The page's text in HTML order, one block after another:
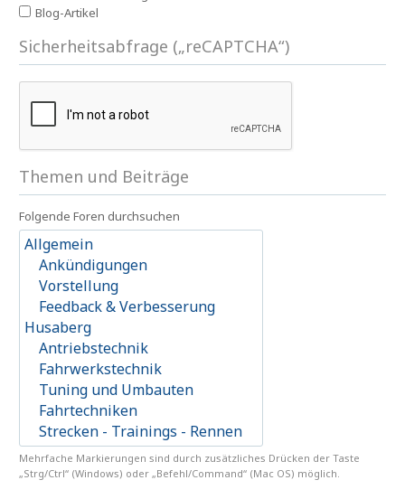
Blog-Artikel
Sicherheitsabfrage („reCAPTCHA“)
Themen und Beiträge
Folgende Foren durchsuchen
Mehrfache Markierungen sind durch zusätzliches Drücken der Taste
„Strg/Ctrl“ (Windows) oder „Befehl/Command“ (Mac OS) möglich.